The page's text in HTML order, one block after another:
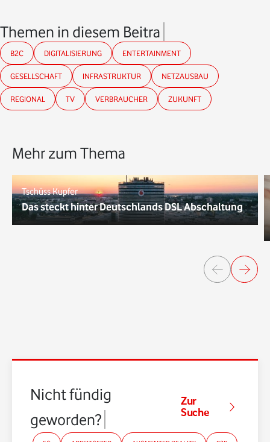
Themen in diesem Beitrag
B2C DIGITALISIERUNG ENTERTAINMENT
GESELLSCHAFT INFRASTRUKTUR NETZAUSBAU
REGIONAL TV VERBRAUCHER ZUKUNFT
Mehr zum Thema
Tschüss Kupfer
Das steckt hinter Deutschlands DSL Abschaltung
Nicht fündig
geworden?
Zur
Suche